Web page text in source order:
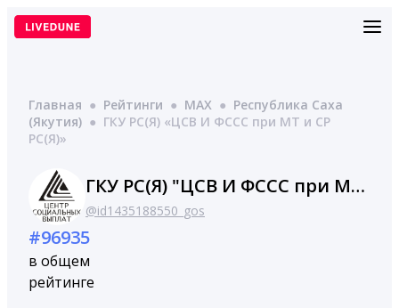
Перейти
Главная ● Рейтинги ● MAX ● Республика Саха
(Якутия) ● ГКУ РС(Я) «ЦСВ И ФССС при МТ и СР
РС(Я)»
ГКУ РС(Я) "ЦСВ И ФССС при МТ и СР РС(Я)"
@id1435188550_gos
#96935
в общем
рейтинге